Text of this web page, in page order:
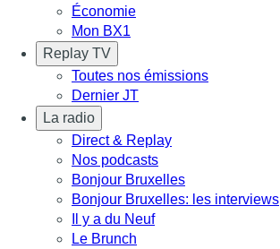
Économie
Mon BX1
Replay TV
Toutes nos émissions
Dernier JT
La radio
Direct & Replay
Nos podcasts
Bonjour Bruxelles
Bonjour Bruxelles: les interviews
Il y a du Neuf
Le Brunch